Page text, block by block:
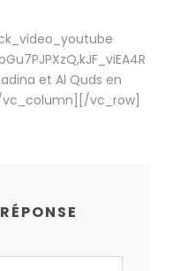
et Al Quds en
vc_column][/vc_row]